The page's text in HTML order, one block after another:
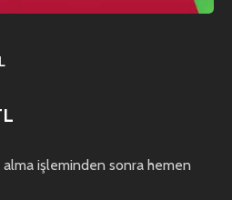
işleminden sonra hemen